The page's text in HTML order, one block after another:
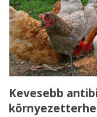
Kevesebb